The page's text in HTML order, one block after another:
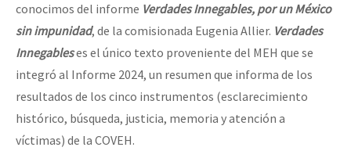
conocimos del informe Verdades Innegables, por un México
sin impunidad, de la comisionada Eugenia Allier. Verdades
Innegableses el único texto proveniente del MEH que se
integró al Informe 2024, un resumen que informa de los
resultados de los cinco instrumentos (esclarecimiento
histórico, búsqueda, justicia, memoria y atención a
víctimas) de la COVEH.